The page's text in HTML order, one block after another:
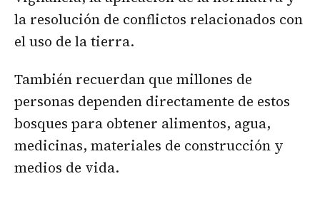
la resolución de conflictos relacionados con
el uso de la tierra.
También recuerdan que millones de
personas dependen directamente de estos
bosques para obtener alimentos, agua,
medicinas, materiales de construcción y
medios de vida.